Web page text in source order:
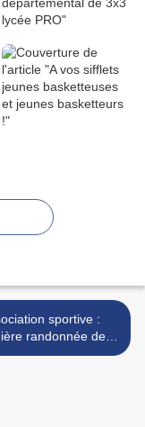
sportive :
randonnée de
l'année >